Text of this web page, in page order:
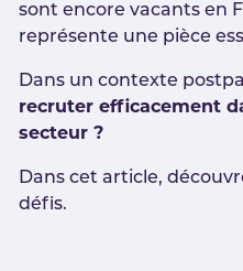
sont encore vacants en
représente une pièce
Dans un contexte
recruter efficacement
secteur ?
Dans cet article,
défis.